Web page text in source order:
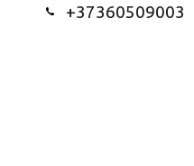
+37360509003